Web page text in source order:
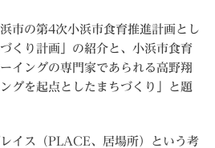
市の第4次小浜市食育推進計画とし
くり計画」の紹介と、小浜市食育
イングの専門家であられる高野翔
グを起点としたまちづくり」と題
イス（PLACE、居場所）という考